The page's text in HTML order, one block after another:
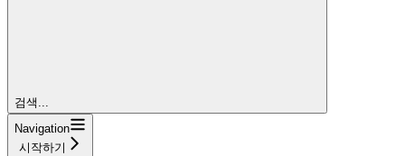
검색...
Navigation
시작하기